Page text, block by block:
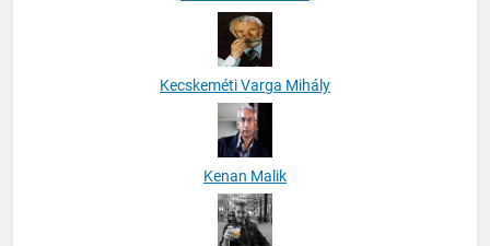
Kecskeméti Varga Mihály
Kenan Malik